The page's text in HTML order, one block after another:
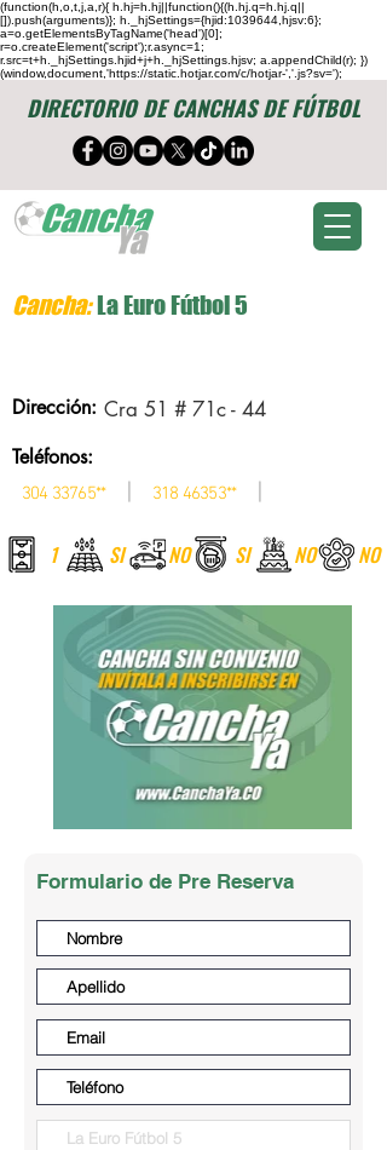
(function(h,o,t,j,a,r){ h.hj=h.hj||function(){(h.hj.q=h.hj.q||
[]).push(arguments)}; h._hjSettings={hjid:1039644,hjsv:6};
a=o.getElementsByTagName('head')[0];
r=o.createElement('script');r.async=1;
r.src=t+h._hjSettings.hjid+j+h._hjSettings.hjsv; a.appendChild(r); })
(window,document,'https://static.hotjar.com/c/hotjar-','.js?sv=');
DIRECTORIO DE CANCHAS DE FÚTBOL
Cancha: La Euro Fútbol 5
Dirección: Cra 51 # 71c - 44
Teléfonos:
304 33765** 318 46353**
1 SI NO SI NO NO
Formulario de Pre Reserva